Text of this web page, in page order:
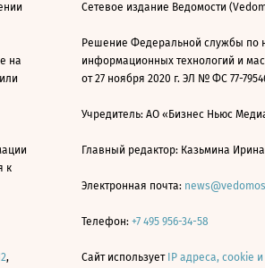
на
к
,
Сетевое издание Ведомости
Решение Федеральной службы по
информационных технологий и
от 27 ноября 2020 г. ЭЛ № ФС 77-
Учредитель: АО «Бизнес Ньюс
Главный редактор: Казьмина
Электронная почта:
Телефон: +7 495 956-34-58
Сайт использует IP адреса, cookie